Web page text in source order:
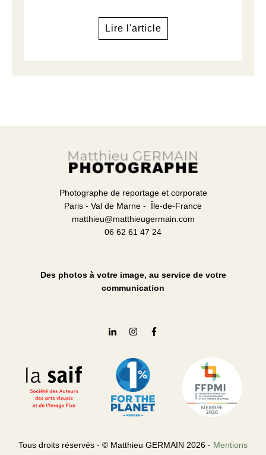
Lire l'article
Photographe de reportage et corporate
Paris - Val de Marne - Île-de-France
matthieu@matthieugermain.com
06 62 61 47 24
Des photos à votre image, au service de votre
communication
Tous droits réservés - © Matthieu GERMAIN 2026 - Mentions